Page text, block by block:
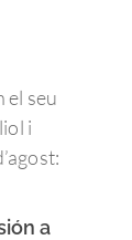
el seu
i
a